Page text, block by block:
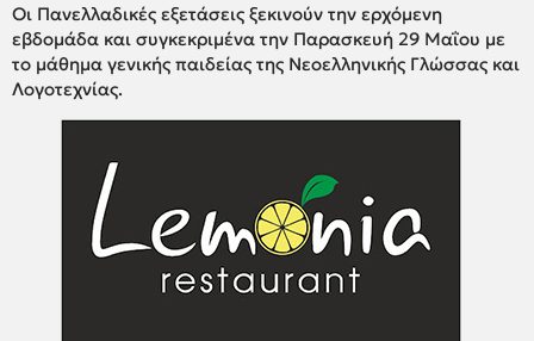
Οι Πανελλαδικές εξετάσεις ξεκινούν την ερχόμενη
εβδομάδα και συγκεκριμένα την Παρασκευή 29 Μαΐου με
το μάθημα γενικής παιδείας της Νεοελληνικής Γλώσσας και
Λογοτεχνίας.